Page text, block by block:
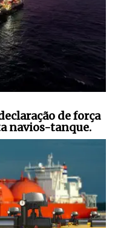
de força
navios-tanque.